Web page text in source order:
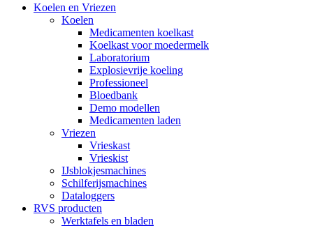
Koelen en Vriezen
Koelen
Medicamenten koelkast
Koelkast voor moedermelk
Laboratorium
Explosievrije koeling
Professioneel
Bloedbank
Demo modellen
Medicamenten laden
Vriezen
Vrieskast
Vrieskist
IJsblokjesmachines
Schilferijsmachines
Dataloggers
RVS producten
Werktafels en bladen